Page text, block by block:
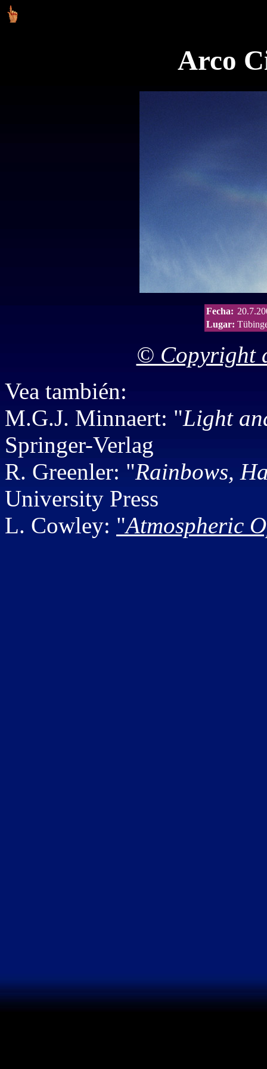
Arco
Fecha:
Lugar:
© Copyright
Vea también:
M.G.J. Minnaert: "Light
Springer-Verlag
R. Greenler: "Rainbows,
University Press
L. Cowley: "Atmospheric